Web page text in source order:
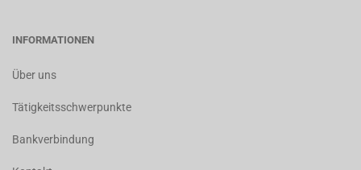
INFORMATIONEN
Über uns
Tätigkeitsschwerpunkte
Bankverbindung